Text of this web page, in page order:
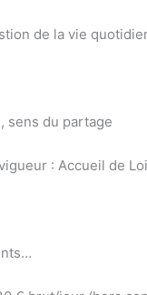
de la vie
sens du partage
: Accueil de